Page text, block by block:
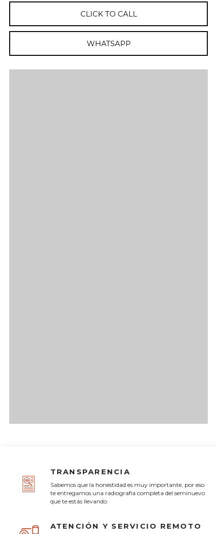
CLICK TO CALL
WHATSAPP
TRANSPARENCIA
Sabemos que la honestidad es muy importante, por eso
te entregamos una radiografía completa del seminuevo
que te estás llevando.
ATENCIÓN Y SERVICIO REMOTO